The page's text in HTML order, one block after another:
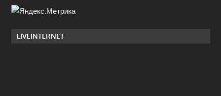
LIVEINTERNET